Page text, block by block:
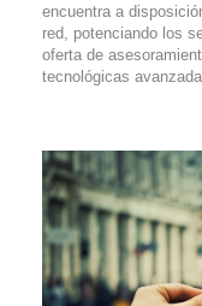
encuentra a
red, potenciando los
oferta de
tecnológicas